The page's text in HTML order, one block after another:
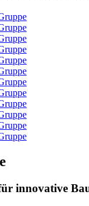
innovative